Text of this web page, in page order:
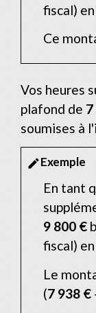
fiscal)
Ce
Vos heures
plafond de
soumises à
editExemple
En tant
9 800 €
fiscal)
Le
(7 938 €